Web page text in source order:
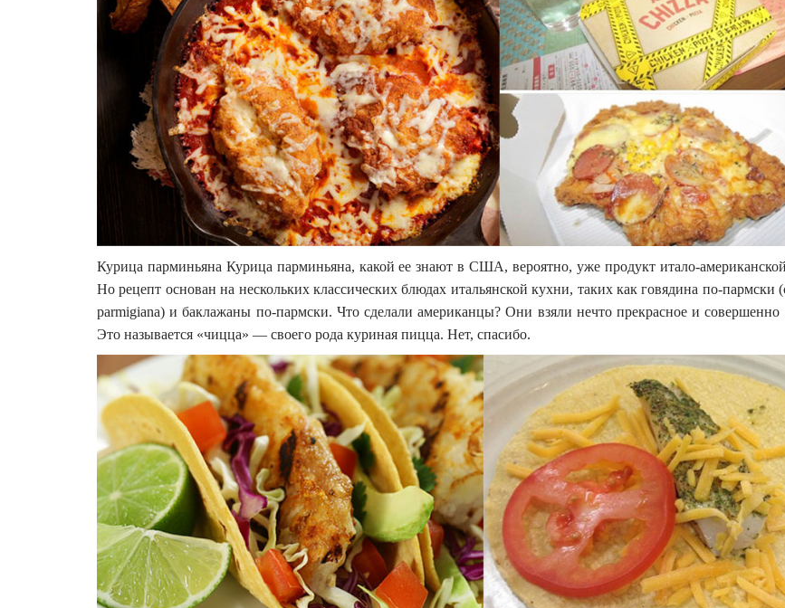
Курица парминьяна Курица парминьяна, какой ее знают в США, вероятно, уже продукт итало-
Но рецепт основан на нескольких классических блюдах итальянской кухни, таких как говядина по-пармски
parmigiana) и баклажаны по-пармски. Что сделали американцы? Они взяли нечто прекрасное и совершенно
Это называется «чицца» — своего рода куриная пицца. Нет, спасибо.